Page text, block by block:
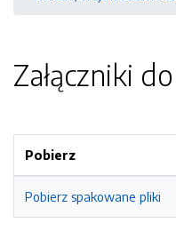
Załączniki
Pobierz
Pobierz spakowane pliki